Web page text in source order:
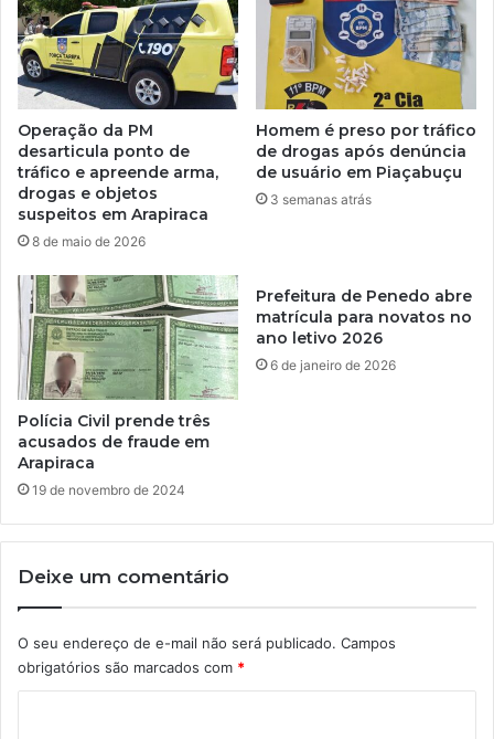
Operação da PM
desarticula ponto de
tráfico e apreende arma,
drogas e objetos
suspeitos em Arapiraca
8 de maio de 2026
Homem é preso por tráfico
de drogas após denúncia
de usuário em Piaçabuçu
3 semanas atrás
Polícia Civil prende três
acusados de fraude em
Arapiraca
19 de novembro de 2024
Prefeitura de Penedo abre
matrícula para novatos no
ano letivo 2026
6 de janeiro de 2026
Deixe um comentário
O seu endereço de e-mail não será publicado. Campos
obrigatórios são marcados com *